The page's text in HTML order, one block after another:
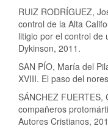
RUIZ RODRÍGUEZ,
control de la Alta
litigio por el control de
Dykinson, 2011.
SAN PÍO, María del
XVIII. El paso del
SÁNCHEZ
compañeros
Autores Cristianos,